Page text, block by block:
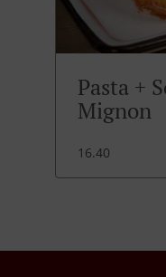
Pasta +
Mignon
16.40